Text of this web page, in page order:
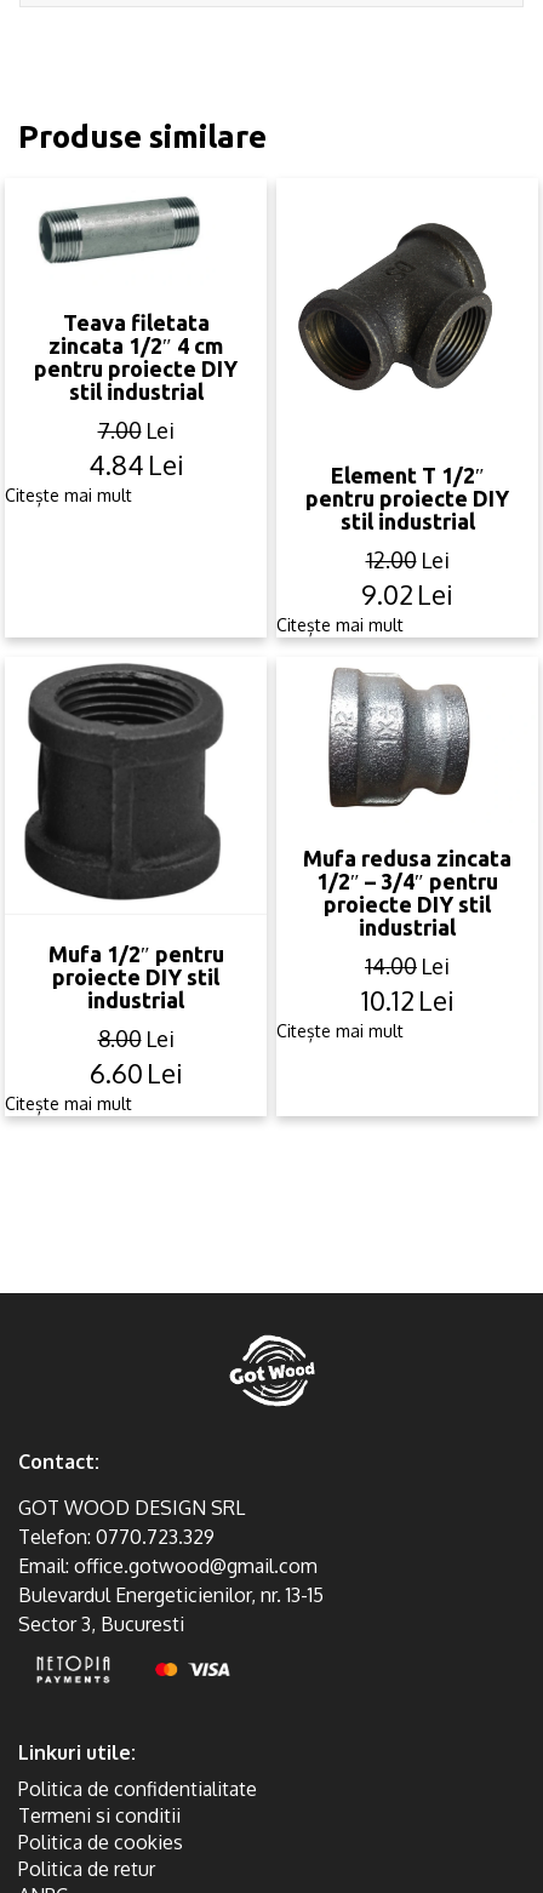
Produse similare
Teava filetata
zincata 1/2″ 4 cm
pentru proiecte DIY
stil industrial
7.00 Lei
Original
4.84 Lei
Current
Citește mai mult
Element T 1/2″
pentru proiecte DIY
stil industrial
12.00 Lei
Original
12.00lei.
9.02 Lei
Current
9.02lei.
Citește mai mult
Mufa 1/2″ pentru
proiecte DIY stil
industrial
8.00 Lei
Original
6.60 Lei
Current
Citește mai mult
Mufa redusa zincata
1/2″ – 3/4″ pentru
proiecte DIY stil
industrial
14.00 Lei
Original
10.12 Lei
Current
Citește mai mult
Contact:
GOT WOOD DESIGN SRL
Telefon: 0770.723.329
Email: office.gotwood@gmail.com
Bulevardul Energeticienilor, nr. 13-15
Sector 3, Bucuresti
Linkuri utile:
Politica de confidentialitate
Termeni si conditii
Politica de cookies
Politica de retur